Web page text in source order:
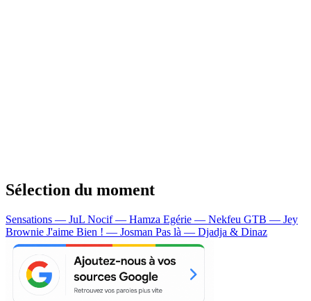
Sélection du moment
Sensations — JuL Nocif — Hamza Egérie — Nekfeu GTB — Jey
Brownie J'aime Bien ! — Josman Pas là — Djadja & Dinaz